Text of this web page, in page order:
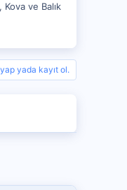
ve Balık
yada kayıt ol.